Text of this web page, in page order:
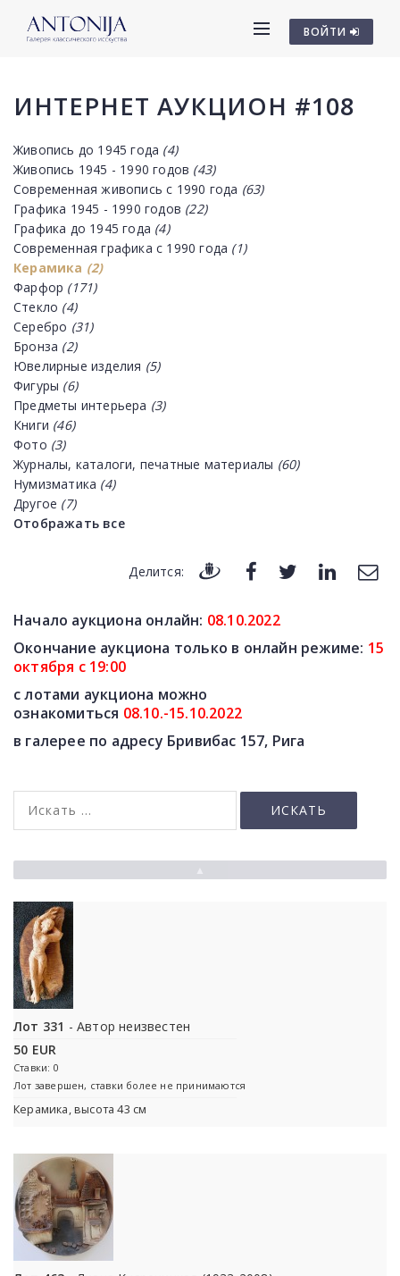
ВОЙТИ
ИНТЕРНЕТ АУКЦИОН #108
Живопись до 1945 года (4)
Живопись 1945 - 1990 годов (43)
Современная живопись с 1990 года (63)
Графика 1945 - 1990 годов (22)
Графика до 1945 года (4)
Современная графика с 1990 года (1)
Керамика (2)
Фарфор (171)
Стекло (4)
Серебро (31)
Бронза (2)
Ювелирные изделия (5)
Фигуры (6)
Предметы интерьера (3)
Книги (46)
Фото (3)
Журналы, каталоги, печатные материалы (60)
Нумизматика (4)
Другое (7)
Отображать все
Делится:
Начало аукциона онлайн: 08.10.2022
Окончание аукциона только в онлайн режиме: 15
октября с 19:00
с лотами аукциона можно
ознакомиться 08.10.-15.10.2022
в галерее по адресу Бривибас 157, Рига
Лот 331 - Автор неизвестен
50 EUR
Ставки: 0
Лот завершен, ставки более не принимаются
Керамика, высота 43 см